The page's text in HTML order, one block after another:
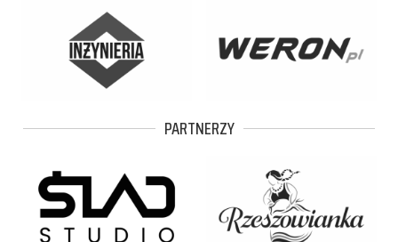
PARTNERZY